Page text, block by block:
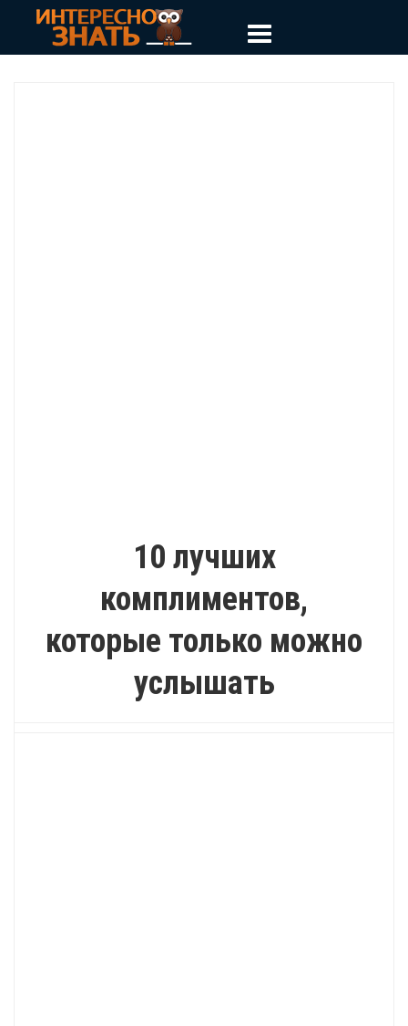
10 лучших
комплиментов,
которые только можно
услышать